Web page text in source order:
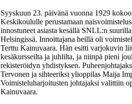
Syyskuun 23. päivänä vuonna 1929
Keskikoululle perustamaan
innostuneet asiasta kesällä SNLL:n
Helsingissä. Innoittajana heillä oli
Terttu Kainuvaara. Hän esitti varjokuvin
kesäkursseilta ja juhlilta, ja niinpä pieni
rekisteröidyn yhdistyksen.
Tervonen ja sihteeriksi ylioppilas Maija
Voimisteluharjoitusten johtajaksi valittiin
Kainuvaara.